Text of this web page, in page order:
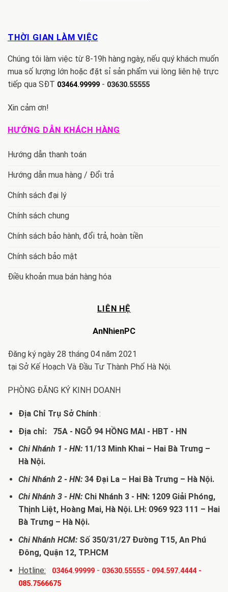
THỜI GIAN LÀM VIỆC
Chúng tôi làm việc từ 8-19h hàng ngày, nếu quý khách muốn
mua số lượng lớn hoặc đặt sỉ sản phẩm vui lòng liên hệ trực
tiếp qua SĐT 03464.99999 - 03630.55555
Xin cảm ơn!
HƯỚNG DẪN KHÁCH HÀNG
Hướng dẫn thanh toán
Hướng dẫn mua hàng / Đổi trả
Chính sách đại lý
Chính sách chung
Chính sách bảo hành, đổi trả, hoàn tiền
Chính sách bảo mật
Điều khoản mua bán hàng hóa
LIÊN HỆ
AnNhienPC
Đăng ký ngày 28 tháng 04 năm 2021
tại Sở Kế Hoạch Và Đầu Tư Thành Phố Hà Nội.
PHÒNG ĐĂNG KÝ KINH DOANH
Địa Chỉ Trụ Sở Chính:
Địa chỉ: 75A - NGÕ 94 HỒNG MAI - HBT - HN
Chi Nhánh 1 - HN:11/13 Minh Khai – Hai Bà Trưng –
Hà Nội.
Chi Nhánh 2 - HN:34 Đại La – Hai Bà Trưng – Hà Nội.
Chi Nhánh 3 - HN:Chi Nhánh 3 - HN: 1209 Giải Phóng,
Thịnh Liệt, Hoàng Mai, Hà Nội. LH: 0969 923 111 – Hai
Bà Trưng – Hà Nội.
Chi Nhánh HCM:Số 350/31/27 Đường T15, An Phú
Đông, Quận 12, TP.HCM
Hotline:
03464.99999- 03630.55555- 094.597.4444-
085.7566675